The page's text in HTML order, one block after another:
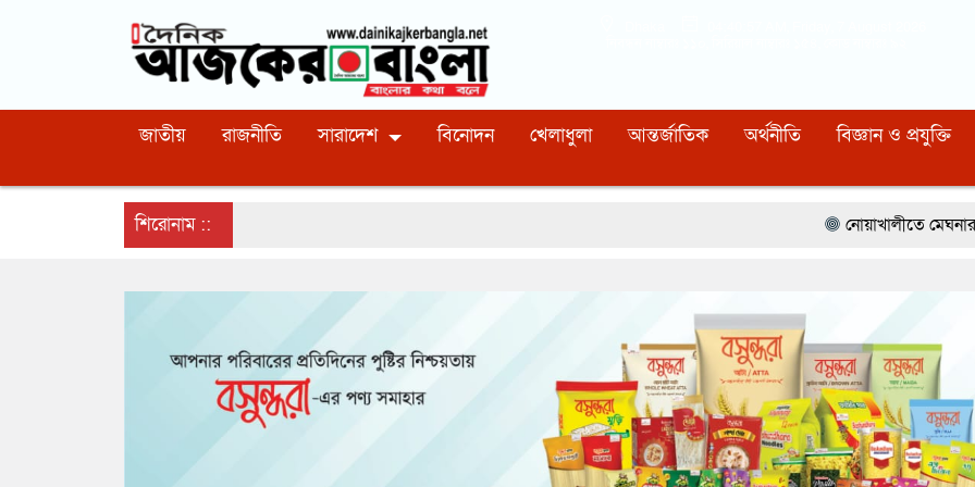
জাতীয় রাজনীতি সারাদেশ বিনোদন খেলাধুলা আন্তর্জাতিক অর্থনীতি বিজ্ঞান ও প্রযুক্তি
শিরোনাম :: নোয়াখালীতে মেঘনার ভাঙনরোধে জিও